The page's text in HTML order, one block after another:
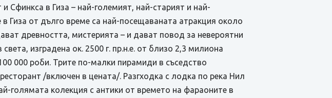
Сфинкса в Гиза – най-големият, най-старият и най-
Гиза от дълго време са най-посещаваната атракция около
древността, мистерията – и дават повод за невероятни
изградена ок. 2500 г. пр.н.е. от близо 2,3 милиона
000 роби. Трите по-малки пирамиди в съседство
/включен в цената/. Разгходка с лодка по река Нил
голямата колекция с антики от времето на фараоните в